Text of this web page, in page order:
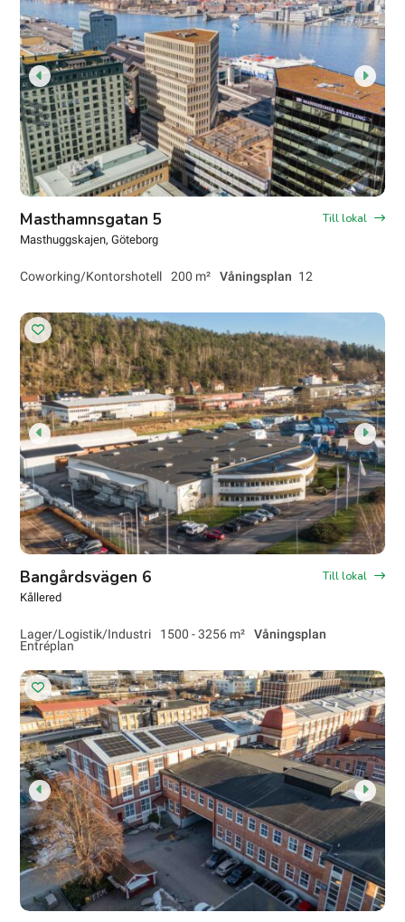
Masthamnsgatan 5 Till lokal
Masthuggskajen, Göteborg
Coworking/Kontorshotell 200 m² Våningsplan 12
Bangårdsvägen 6 Till lokal
Kållered
Lager/Logistik/Industri 1500 - 3256 m²
Våningsplan
Entréplan